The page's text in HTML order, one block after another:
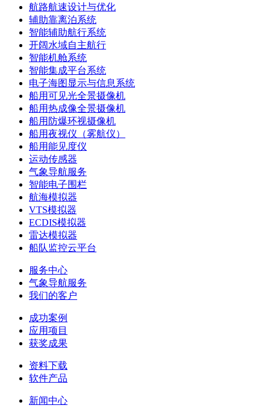
航路航速设计与优化
辅助靠离泊系统
智能辅助航行系统
开阔水域自主航行
智能机舱系统
智能集成平台系统
电子海图显示与信息系统
船用可见光全景摄像机
船用热成像全景摄像机
船用防爆环视摄像机
船用夜视仪（雾航仪）
船用能见度仪
运动传感器
气象导航服务
智能电子围栏
航海模拟器
VTS模拟器
ECDIS模拟器
雷达模拟器
船队监控云平台
服务中心
气象导航服务
我们的客户
成功案例
应用项目
获奖成果
资料下载
软件产品
新闻中心